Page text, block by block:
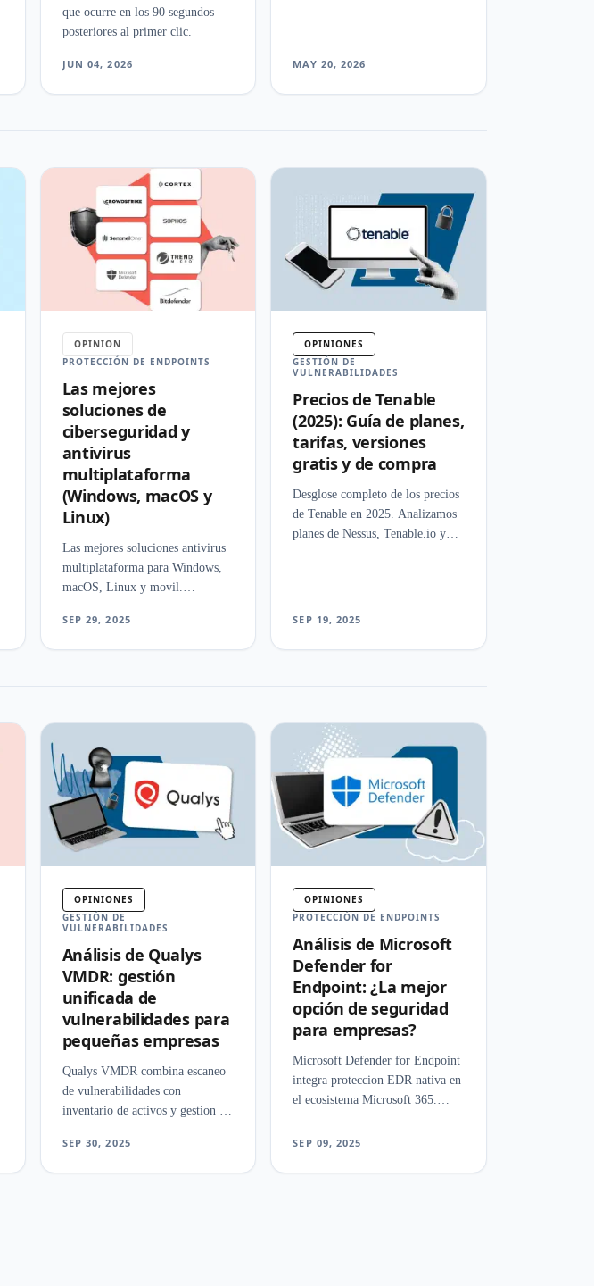
que ocurre en los 90 segundos
posteriores al primer clic.
JUN 04, 2026 MAY 20, 2026
OPINION
PROTECCIÓN DE ENDPOINTS
Las mejores
soluciones de
ciberseguridad y
antivirus
multiplataforma
(Windows, macOS y
Linux)
Las mejores soluciones antivirus
multiplataforma para Windows,
macOS, Linux y movil.
deteccion, gestion centralizada e
impacto en el rendimiento.
SEP 29, 2025
OPINIONES
GESTIÓN DE
VULNERABILIDADES
Precios de Tenable
(2025): Guía de planes,
tarifas, versiones
gratis y de compra
Desglose completo de los precios
de Tenable en 2025. Analizamos
planes de Nessus, Tenable.io y
SEP 19, 2025
OPINIONES
GESTIÓN DE
VULNERABILIDADES
Análisis de Qualys
VMDR: gestión
unificada de
vulnerabilidades para
pequeñas empresas
Qualys VMDR combina escaneo
de vulnerabilidades con
inventario de activos y gestion de
cloud. Evaluamos precision,
priorizacion y velocidad de
SEP 30, 2025
OPINIONES
PROTECCIÓN DE ENDPOINTS
Análisis de Microsoft
Defender for
Endpoint: ¿La mejor
opción de seguridad
para empresas?
Microsoft Defender for Endpoint
integra proteccion EDR nativa en
el ecosistema Microsoft 365.
investigacion de amenazas y
SEP 09, 2025